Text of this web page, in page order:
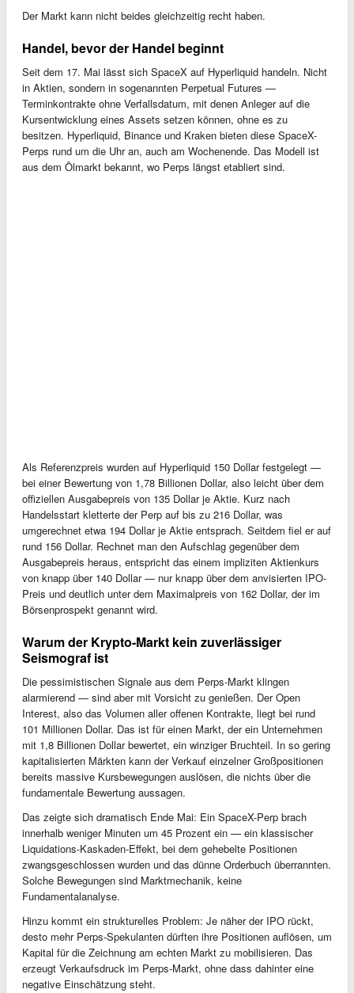
Der Markt kann nicht beides gleichzeitig recht haben.
Handel, bevor der Handel beginnt
Seit dem 17. Mai lässt sich SpaceX auf Hyperliquid handeln. Nicht
in Aktien, sondern in sogenannten Perpetual Futures —
Terminkontrakte ohne Verfallsdatum, mit denen Anleger auf die
Kursentwicklung eines Assets setzen können, ohne es zu
besitzen. Hyperliquid, Binance und Kraken bieten diese SpaceX-
Perps rund um die Uhr an, auch am Wochenende. Das Modell ist
aus dem Ölmarkt bekannt, wo Perps längst etabliert sind.
Als Referenzpreis wurden auf Hyperliquid 150 Dollar festgelegt —
bei einer Bewertung von 1,78 Billionen Dollar, also leicht über dem
offiziellen Ausgabepreis von 135 Dollar je Aktie. Kurz nach
Handelsstart kletterte der Perp auf bis zu 216 Dollar, was
umgerechnet etwa 194 Dollar je Aktie entsprach. Seitdem fiel er auf
rund 156 Dollar. Rechnet man den Aufschlag gegenüber dem
Ausgabepreis heraus, entspricht das einem impliziten Aktienkurs
von knapp über 140 Dollar — nur knapp über dem anvisierten IPO-
Preis und deutlich unter dem Maximalpreis von 162 Dollar, der im
Börsenprospekt genannt wird.
Warum der Krypto-Markt kein zuverlässiger
Seismograf ist
Die pessimistischen Signale aus dem Perps-Markt klingen
alarmierend — sind aber mit Vorsicht zu genießen. Der Open
Interest, also das Volumen aller offenen Kontrakte, liegt bei rund
101 Millionen Dollar. Das ist für einen Markt, der ein Unternehmen
mit 1,8 Billionen Dollar bewertet, ein winziger Bruchteil. In so gering
kapitalisierten Märkten kann der Verkauf einzelner Großpositionen
bereits massive Kursbewegungen auslösen, die nichts über die
fundamentale Bewertung aussagen.
Das zeigte sich dramatisch Ende Mai: Ein SpaceX-Perp brach
innerhalb weniger Minuten um 45 Prozent ein — ein klassischer
Liquidations-Kaskaden-Effekt, bei dem gehebelte Positionen
zwangsgeschlossen wurden und das dünne Orderbuch überrannten.
Solche Bewegungen sind Marktmechanik, keine
Fundamentalanalyse.
Hinzu kommt ein strukturelles Problem: Je näher der IPO rückt,
desto mehr Perps-Spekulanten dürften ihre Positionen auflösen, um
Kapital für die Zeichnung am echten Markt zu mobilisieren. Das
erzeugt Verkaufsdruck im Perps-Markt, ohne dass dahinter eine
negative Einschätzung steht.